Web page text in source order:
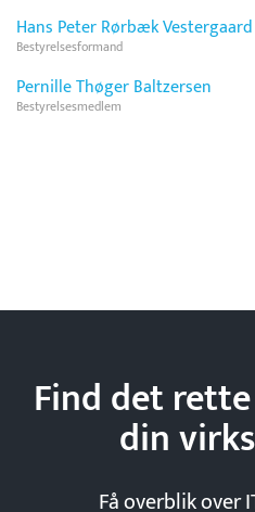
Hans Peter Rørbæk Vestergaard
Bestyrelsesformand
Pernille Thøger Baltzersen
Bestyrelsesmedlem
Find det
din
Få overblik over